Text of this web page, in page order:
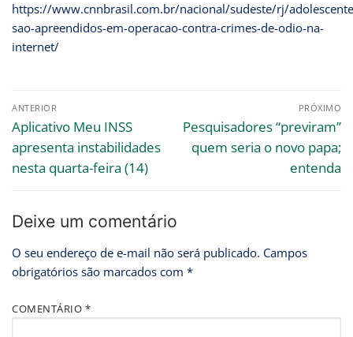
https://www.cnnbrasil.com.br/nacional/sudeste/rj/
sao-apreendidos-em-operacao-contra-crimes-de-odio-na-
internet/
ANTERIOR
Aplicativo Meu INSS
apresenta instabilidades
nesta quarta-feira (14)
PRÓXIMO
Pesquisadores “previram”
quem seria o novo papa;
entenda
Deixe um comentário
O seu endereço de e-mail não será publicado. Campos
obrigatórios são marcados com *
COMENTÁRIO *